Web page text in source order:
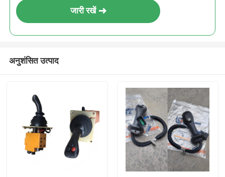
जारी रखें
अनुशंसित उत्पाद